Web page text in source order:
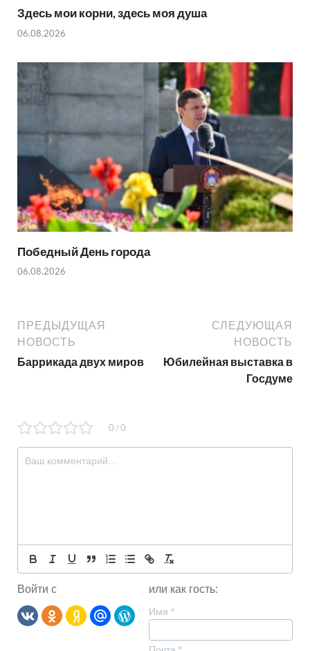
Здесь мои корни, здесь моя душа
06.08.2026
Победный День города
06.08.2026
ПРЕДЫДУЩАЯ
НОВОСТЬ
Баррикада двух миров
СЛЕДУЮЩАЯ
НОВОСТЬ
Юбилейная выставка в
Госдуме
0 / 0
Войти с или как гость:
Имя *